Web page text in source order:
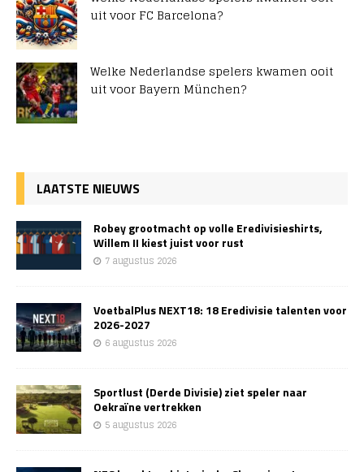
uit voor FC Barcelona?
Welke Nederlandse spelers kwamen ooit
uit voor Bayern München?
LAATSTE NIEUWS
Robey grootmacht op volle Eredivisieshirts,
Willem II kiest juist voor rust
7 augustus 2026
VoetbalPlus NEXT18: 18 Eredivisie talenten voor
2026-2027
6 augustus 2026
Sportlust (Derde Divisie) ziet speler naar
Oekraïne vertrekken
5 augustus 2026